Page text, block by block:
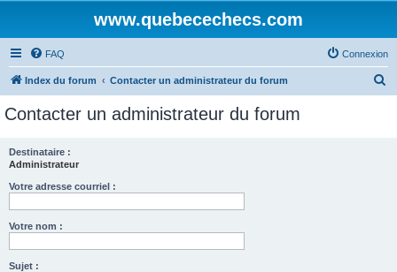
www.quebecechecs.com
FAQ Connexion
Index du forum Contacter un administrateur du forum
Contacter un administrateur du forum
Destinataire :
Administrateur
Votre adresse courriel :
Votre nom :
Sujet :